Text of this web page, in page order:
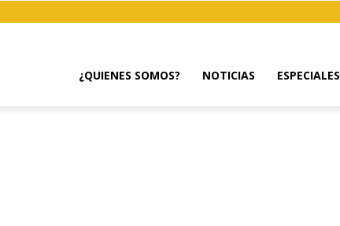
¿QUIENES SOMOS? NOTICIAS ESPECIALES